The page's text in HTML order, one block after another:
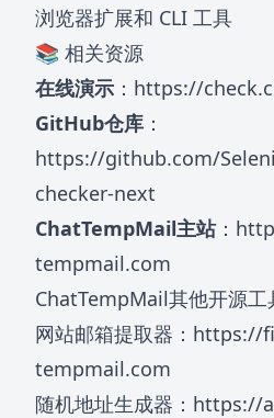
浏览器扩展和 CLI 工具
📚 相关资源
在线演示 ： https://
GitHub仓库 ：
https://github.com/
checker-next
ChatTempMail主站：
tempmail.com
ChatTempMail其他开源工
网站邮箱提取器： https://
tempmail.com
随机地址生成器： https://